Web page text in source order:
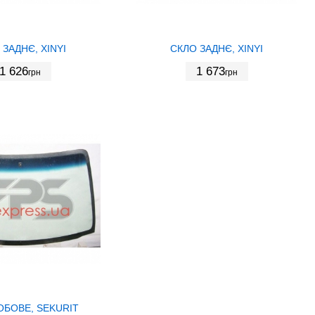
XINYI
626грн
СКЛО ЗАДНЄ, XINYI
1 673грн
SEKURIT